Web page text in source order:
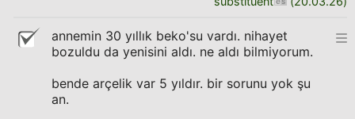
annemin 30 yıllık beko'su vardı. nihayet
bozuldu da yenisini aldı. ne aldı bilmiyorum.
bende arçelik var 5 yıldır. bir sorunu yok şu
an.